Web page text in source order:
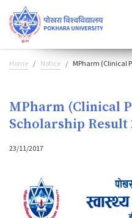
Home Notice MPharm (Clinical
MPharm (Clinical
Scholarship Result
23/11/2017